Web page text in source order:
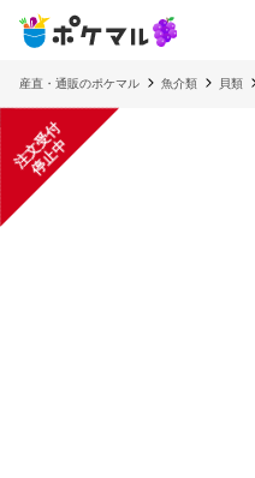
産直・通販のポケマル 魚介類 貝類
注
文
受
付
停
止
中